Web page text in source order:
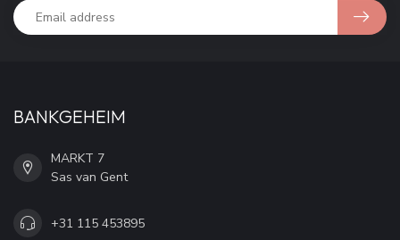
BANKGEHEIM
MARKT 7
Sas van Gent
+31 115 453895